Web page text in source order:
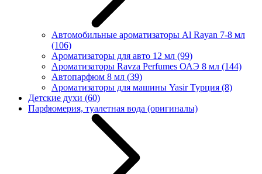
Автомобильные ароматизаторы Al Rayan 7-8 мл
(106)
Ароматизаторы для авто 12 мл (99)
Ароматизаторы Ravza Perfumes ОАЭ 8 мл (144)
Автопарфюм 8 мл (39)
Ароматизаторы для машины Yasir Турция (8)
Детские духи (60)
Парфюмерия, туалетная вода (оригиналы)